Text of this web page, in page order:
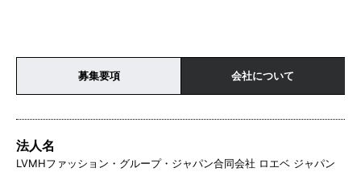
募集要項 会社について
法人名
LVMHファッション・グループ・ジャパン合同会社 ロエベ ジャパン